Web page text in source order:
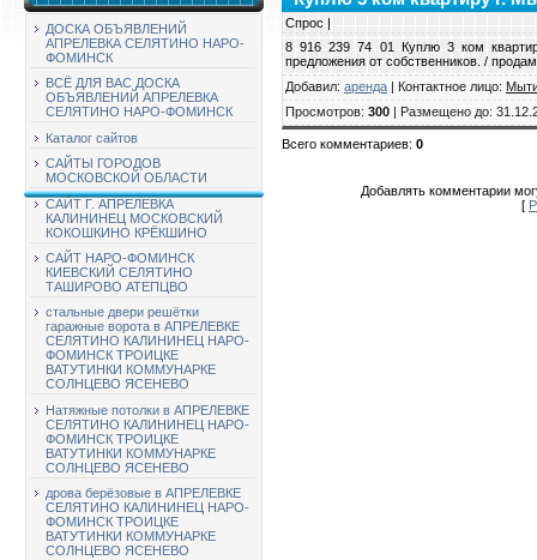
ДОСКА ОБЪЯВЛЕНИЙ
АПРЕЛЕВКА СЕЛЯТИНО НАРО-
ФОМИНСК
ВСЁ ДЛЯ ВАС ДОСКА
ОБЪЯВЛЕНИЙ АПРЕЛЕВКА
СЕЛЯТИНО НАРО-ФОМИНСК
Каталог сайтов
САЙТЫ ГОРОДОВ
МОСКОВСКОЙ ОБЛАСТИ
САЙТ Г. АПРЕЛЕВКА
КАЛИНИНЕЦ МОСКОВСКИЙ
КОКОШКИНО КРЁКШИНО
САЙТ НАРО-ФОМИНСК
КИЕВСКИЙ СЕЛЯТИНО
ТАШИРОВО АТЕПЦВО
стальные двери решётки
гаражные ворота в АПРЕЛЕВКЕ
СЕЛЯТИНО КАЛИНИНЕЦ НАРО-
ФОМИНСК ТРОИЦКЕ
ВАТУТИНКИ КОММУНАРКЕ
СОЛНЦЕВО ЯСЕНЕВО
Натяжные потолки в АПРЕЛЕВКЕ
СЕЛЯТИНО КАЛИНИНЕЦ НАРО-
ФОМИНСК ТРОИЦКЕ
ВАТУТИНКИ КОММУНАРКЕ
СОЛНЦЕВО ЯСЕНЕВО
дрова берёзовые в АПРЕЛЕВКЕ
СЕЛЯТИНО КАЛИНИНЕЦ НАРО-
ФОМИНСК ТРОИЦКЕ
ВАТУТИНКИ КОММУНАРКЕ
СОЛНЦЕВО ЯСЕНЕВО
Спрос |
8 916 239 74 01 Куплю 3 ком
предложения от собственников. /
Добавил: аренда | Контактное лицо:
Просмотров: 300 | Размещено до:
Всего комментариев: 0
Добавлять комментарии
[